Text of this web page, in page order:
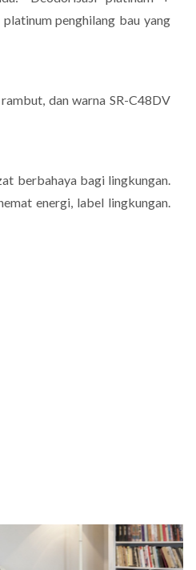
penghilang bau yang
dan warna SR-C48DV
berbahaya bagi lingkungan.
energi, label lingkungan.